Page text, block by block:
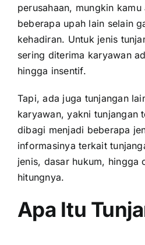
perusahaan, mungkin
beberapa upah lain selain
kehadiran. Untuk jenis
sering diterima karyawan
hingga insentif.
Tapi, ada juga tunjangan
karyawan, yakni tunjangan
dibagi menjadi beberapa
informasinya terkait
jenis, dasar hukum, hingga
hitungnya.
Apa Itu